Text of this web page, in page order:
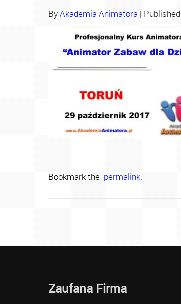
ByAkademia Animatora | Published
Bookmark the permalink.
Zaufana Firma